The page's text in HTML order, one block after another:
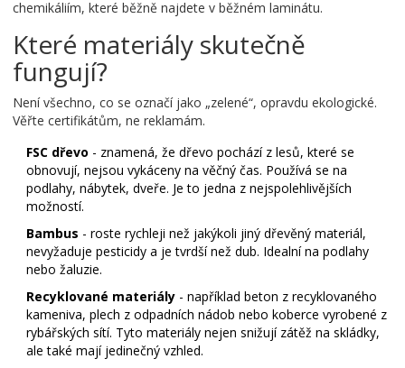
chemikáliím, které běžně najdete v běžném laminátu.
Které materiály skutečně
fungují?
Není všechno, co se označí jako „zelené“, opravdu ekologické.
Věřte certifikátům, ne reklamám.
FSC dřevo - znamená, že dřevo pochází z lesů, které se
obnovují, nejsou vykáceny na věčný čas. Používá se na
podlahy, nábytek, dveře. Je to jedna z nejspolehlivějších
možností.
Bambus - roste rychleji než jakýkoli jiný dřevěný materiál,
nevyžaduje pesticidy a je tvrdší než dub. Idealní na podlahy
nebo žaluzie.
Recyklované materiály - například beton z recyklovaného
kameniva, plech z odpadních nádob nebo koberce vyrobené z
rybářských sítí. Tyto materiály nejen snižují zátěž na skládky,
ale také mají jedinečný vzhled.